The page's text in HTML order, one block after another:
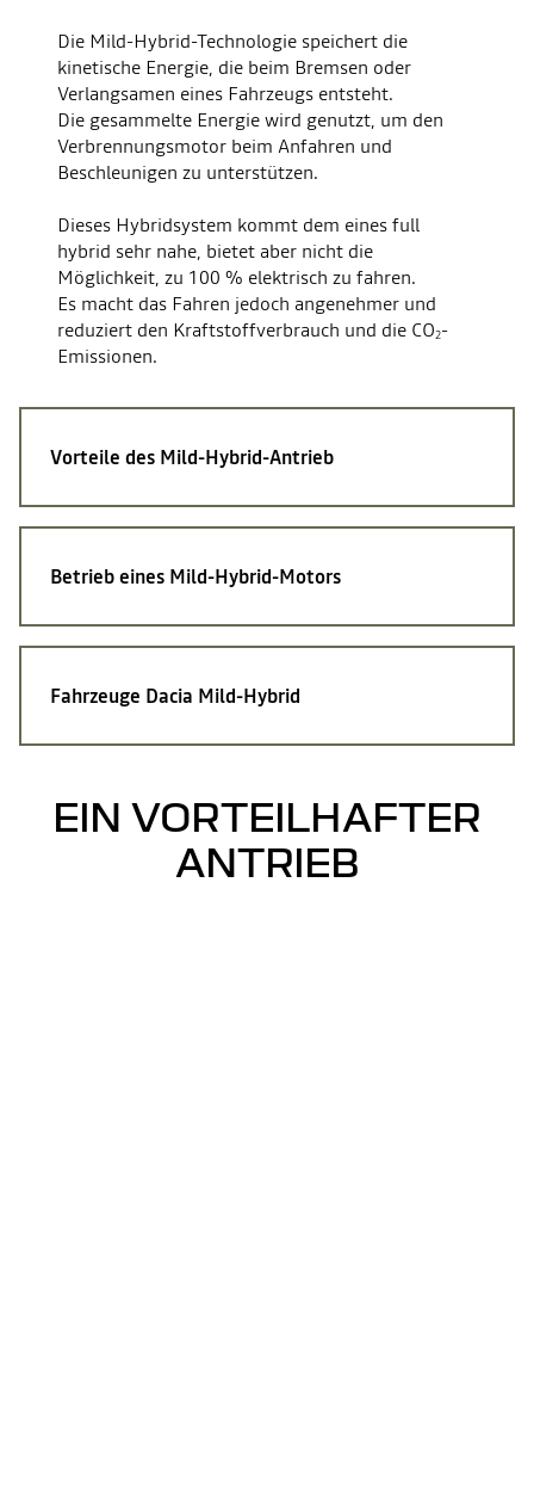
Die Mild-Hybrid-Technologie speichert die
kinetische Energie, die beim Bremsen oder
Verlangsamen eines Fahrzeugs entsteht.
Die gesammelte Energie wird genutzt, um den
Verbrennungsmotor beim Anfahren und
Beschleunigen zu unterstützen.
Dieses Hybridsystem kommt dem eines full
hybrid sehr nahe, bietet aber nicht die
Möglichkeit, zu 100 % elektrisch zu fahren.
Es macht das Fahren jedoch angenehmer und
reduziert den Kraftstoffverbrauch und die CO2-
Emissionen.
Vorteile des Mild-Hybrid-Antrieb
Betrieb eines Mild-Hybrid-Motors
Fahrzeuge Dacia Mild-Hybrid
EIN VORTEILHAFTER
ANTRIEB